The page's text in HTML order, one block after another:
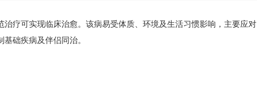
疗可实现临床治愈。该病易受体质、环境及生活习惯影响，主要应对
础疾病及伴侣同治。